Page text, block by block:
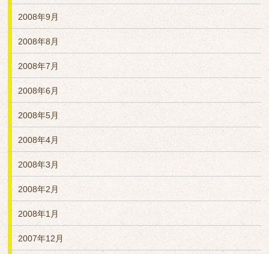
2008年9月
2008年8月
2008年7月
2008年6月
2008年5月
2008年4月
2008年3月
2008年2月
2008年1月
2007年12月